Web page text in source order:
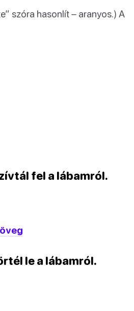
szóra hasonlít – aranyos.) A
fel a lábamról.
le a lábamról.